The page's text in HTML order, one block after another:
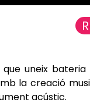
uneix bateria
la creació
acústic.